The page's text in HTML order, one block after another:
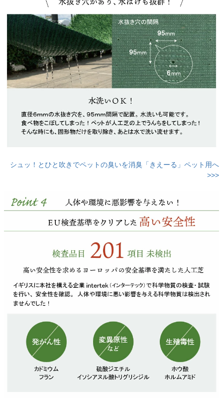
シュッ！とひと吹きでペットの臭いを消臭「きえーる」ペット用へ
>>>